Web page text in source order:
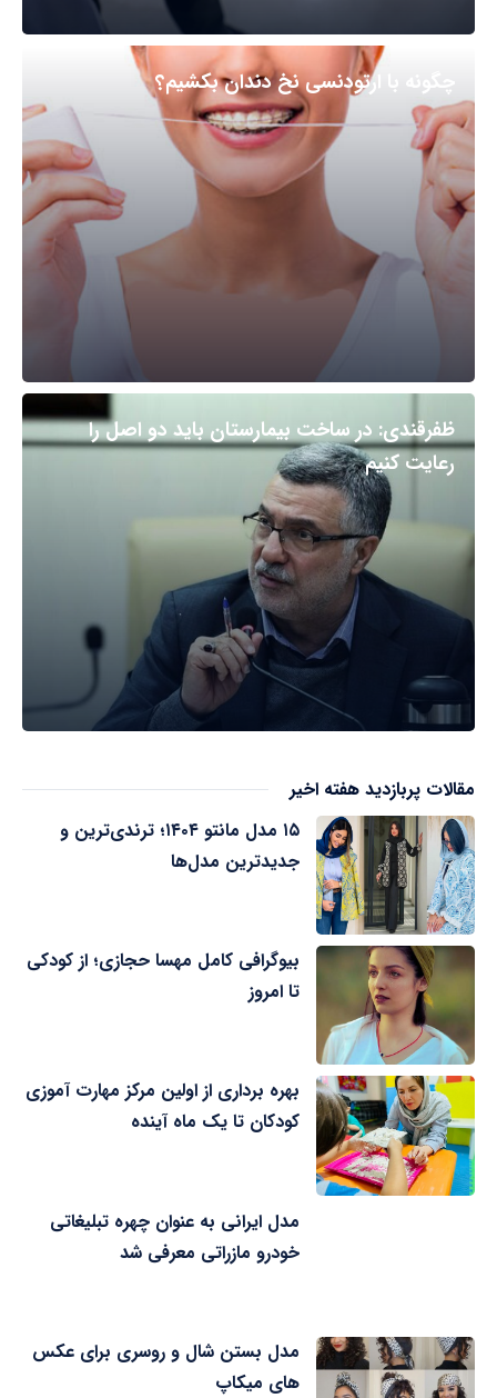
چگونه با ارتودنسی نخ دندان بکشیم؟
ظفرقندی: در ساخت بیمارستان باید دو اصل را
رعایت کنیم
مقالات پربازدید هفته اخیر
۱۵ مدل مانتو ۱۴۰۴؛ ترندی‌ترین و
جدیدترین مدل‌ها
بیوگرافی کامل مهسا حجازی؛ از کودکی
تا امروز
بهره برداری از اولین مرکز مهارت آموزی
کودکان تا یک ماه آینده
مدل ایرانی به عنوان چهره تبلیغاتی
خودرو مازراتی معرفی شد
مدل بستن شال و روسری برای عکس
های میکاپ